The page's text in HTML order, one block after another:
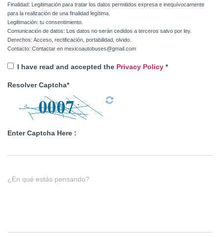
Finalidad: Legitimación para tratar los datos permitidos expresa e inequívocamente
para la realización de una finalidad legítima.
Legitimación: tu consentimiento.
Comunicación de datos: Los datos no serán cedidos a terceros salvo por ley.
Derechos: Acceso, rectificación, portabilidad, olvido.
Contacto: Contactar en mexicoautobuses@gmail.com
I have read and accepted the Privacy Policy *
Resolver Captcha*
Enter Captcha Here :
¿En qué estás pensando?